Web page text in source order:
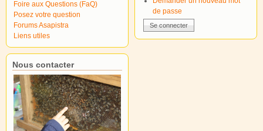
Foire aux Questions (FaQ)
Posez votre question
Forums Asapistra
Liens utiles
Nous contacter
de passe